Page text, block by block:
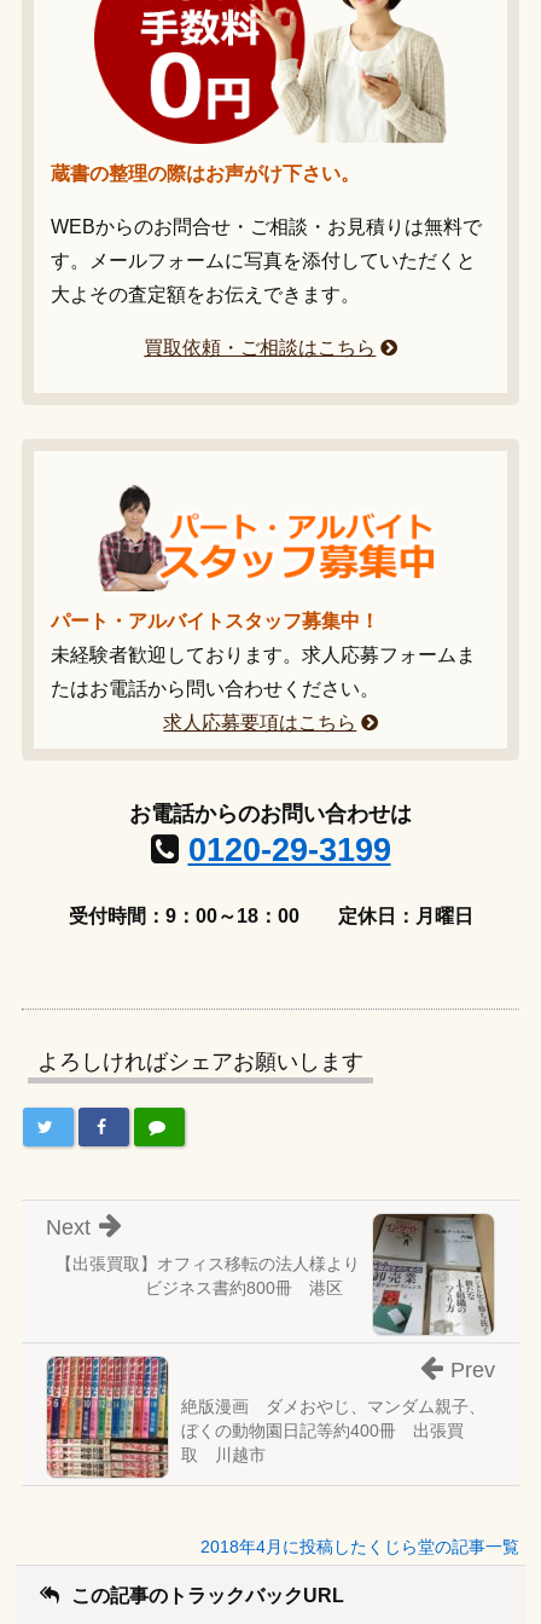
蔵書の整理の際はお声がけ下さい。
WEBからのお問合せ・ご相談・お見積りは無料で
す。メールフォームに写真を添付していただくと
大よその査定額をお伝えできます。
買取依頼・ご相談はこちら
パート・アルバイトスタッフ募集中！
未経験者歓迎しております。求人応募フォームま
たはお電話から問い合わせください。
求人応募要項はこちら
お電話からのお問い合わせは
0120-29-3199
受付時間：9：00～18：00 定休日：月曜日
よろしければシェアお願いします
【出張買取】オフィス移転の法人様より
ビジネス書約800冊 港区
Next
絶版漫画 ダメおやじ、マンダム親子、
ぼくの動物園日記等約400冊 出張買
取 川越市
Prev
2018年4月に投稿したくじら堂の記事一覧
この記事のトラックバックURL